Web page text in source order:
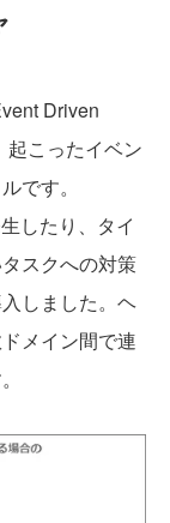
Driven
こったイベン
です。
したり、タイ
スクへの対策
しました。ヘ
メイン間で連